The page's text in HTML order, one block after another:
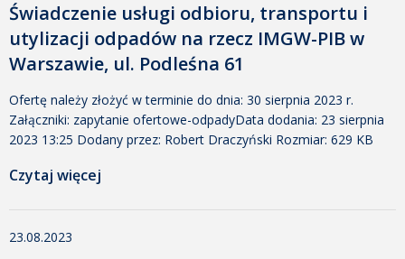
Świadczenie usługi odbioru, transportu i
utylizacji odpadów na rzecz IMGW-PIB w
Warszawie, ul. Podleśna 61
Ofertę należy złożyć w terminie do dnia: 30 sierpnia 2023 r.
Załączniki: zapytanie ofertowe-odpadyData dodania: 23 sierpnia
2023 13:25 Dodany przez: Robert Draczyński Rozmiar: 629 KB
Dodany przez: Robert Draczyński Rozmiar: 54 KB Pobrano: 937
Czytaj więcej
23.08.2023